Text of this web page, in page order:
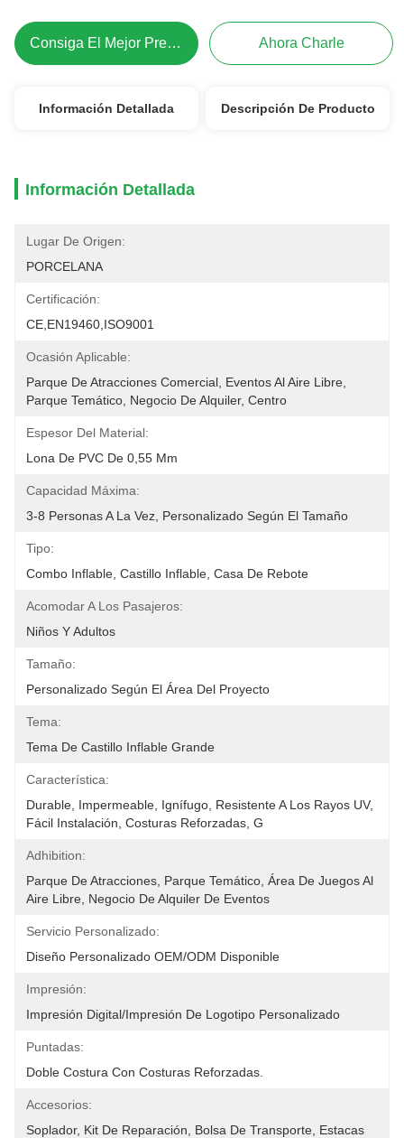
Consiga El Mejor Precio Ahora Charle
Información Detallada Descripción De Producto
Información Detallada
Lugar De Origen:
PORCELANA
Certificación:
CE,EN19460,ISO9001
Ocasión Aplicable:
Parque De Atracciones Comercial, Eventos Al Aire Libre,
Parque Temático, Negocio De Alquiler, Centro
Espesor Del Material:
Lona De PVC De 0,55 Mm
Capacidad Máxima:
3-8 Personas A La Vez, Personalizado Según El Tamaño
Tipo:
Combo Inflable, Castillo Inflable, Casa De Rebote
Acomodar A Los Pasajeros:
Niños Y Adultos
Tamaño:
Personalizado Según El Área Del Proyecto
Tema:
Tema De Castillo Inflable Grande
Característica:
Durable, Impermeable, Ignífugo, Resistente A Los Rayos UV,
Fácil Instalación, Costuras Reforzadas, G
Adhibition:
Parque De Atracciones, Parque Temático, Área De Juegos Al
Aire Libre, Negocio De Alquiler De Eventos
Servicio Personalizado:
Diseño Personalizado OEM/ODM Disponible
Impresión:
Impresión Digital/impresión De Logotipo Personalizado
Puntadas:
Doble Costura Con Costuras Reforzadas.
Accesorios:
Soplador, Kit De Reparación, Bolsa De Transporte, Estacas